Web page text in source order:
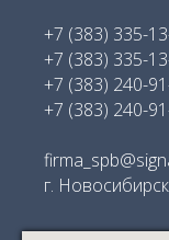
+7 (383) 335-
+7 (383) 335-
+7 (383) 240-
+7 (383) 240-
г.